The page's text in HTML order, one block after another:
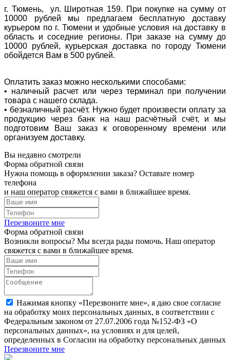
г. Тюмень, ул. Широтная 159. При покупке на сумму от
10000 рублей мы предлагаем бесплатную доставку
курьером по г. Тюмени и удобные условия на доставку в
область и соседние регионы. При заказе на сумму до
10000 рублей, курьерская доставка по городу Тюмени
обойдется Вам в 500 рублей.
Оплатить заказ можно несколькими способами:
• наличный расчет или через терминал при получении
товара с нашего склада.
• безналичный расчёт. Нужно будет произвести оплату за
продукцию через банк на наш расчётный счёт, и мы
подготовим Ваш заказ к оговоренному времени или
организуем доставку.
Вы недавно смотрели
Форма обратной связи
Нужна помощь в оформлении заказа? Оставьте номер
телефона
и наш оператор свяжется с вами в ближайшее время.
Перезвоните мне
Форма обратной связи
Возникли вопросы? Мы всегда рады помочь. Наш оператор
свяжется с вами в ближайшее время.
Нажимая кнопку «Перезвоните мне», я даю свое согласие
на обработку моих персональных данных, в соответствии с
Федеральным законом от 27.07.2006 года №152-ФЗ «О
персональных данных», на условиях и для целей,
определенных в Согласии на обработку персональных данных
Перезвоните мне